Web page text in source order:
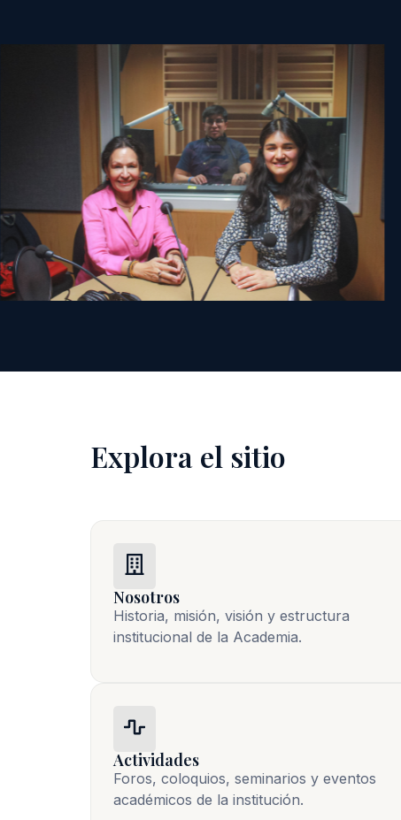
Explora el sitio
Nosotros
Historia, misión, visión y estructura
institucional de la Academia.
Actividades
Foros, coloquios, seminarios y eventos
académicos de la institución.